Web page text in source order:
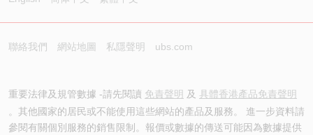
聯絡我們 網站地圖 私隱聲明 ubs.com
重要法律及規管數據 -請先閱讀 免責聲明 及 具體香港產品免責聲明
。其他國家的居民或不能使用這些網站的產品及服務。 進一步資料請
參閱有關個別服務的銷售限制。報價或數據的傳送可能因為數據提供